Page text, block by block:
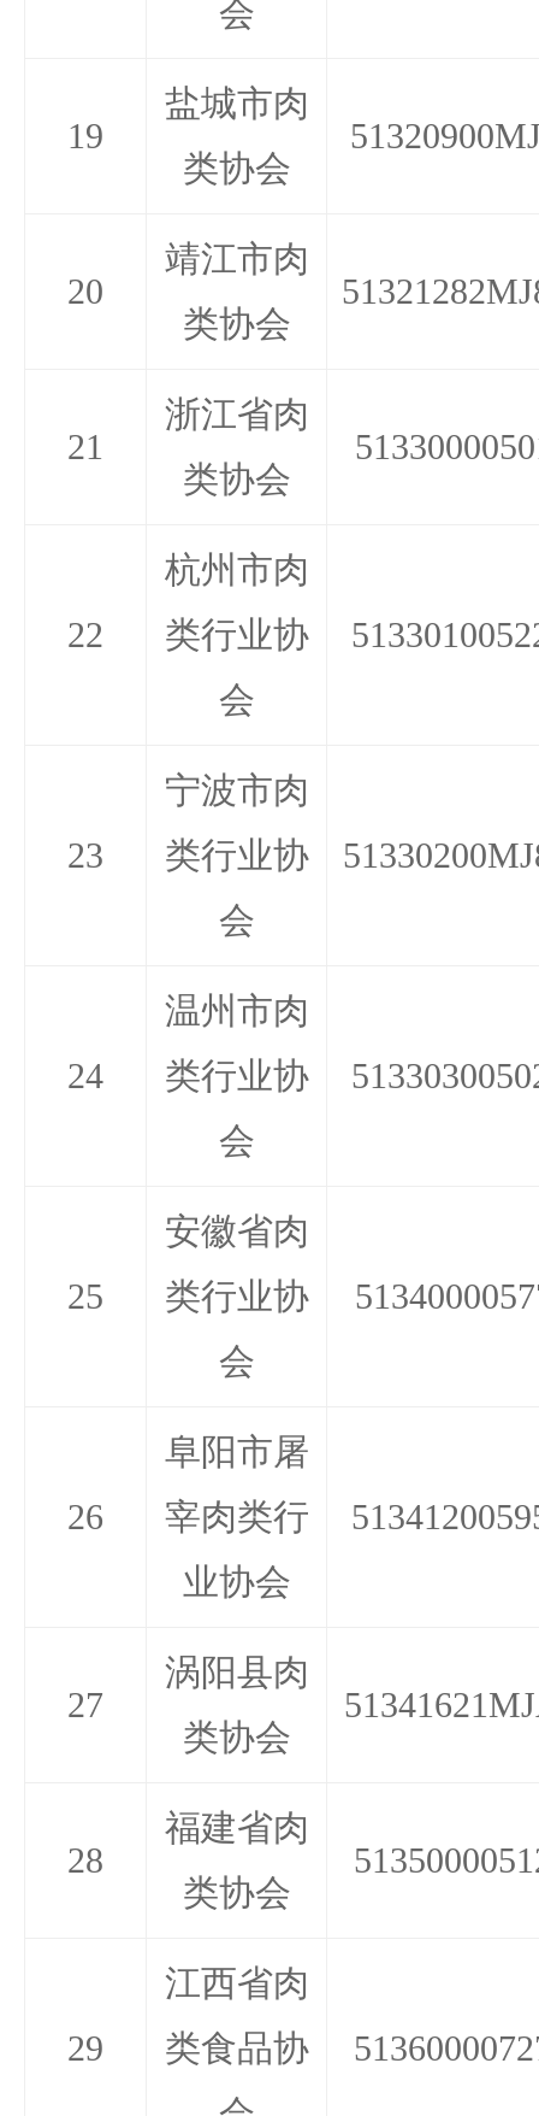
会
19
盐城市肉
类协会
20
靖江市肉
类协会
21
浙江省肉
类协会
22
杭州市肉
类行业协
会
23
宁波市肉
类行业协
会
24
温州市肉
类行业协
会
25
安徽省肉
类行业协
会
26
阜阳市屠
宰肉类行
业协会
27
涡阳县肉
类协会
28
福建省肉
类协会
29
江西省肉
类食品协